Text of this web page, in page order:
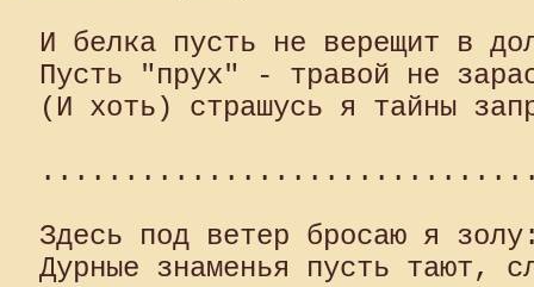
И белка пусть не верещит в
Пусть "прух" - травой не
(И хоть) страшусь я тайны
Здесь под ветер бросаю я
Дурные знаменья пусть тают,